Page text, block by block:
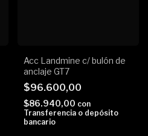
Acc Landmine c/ bulón de
anclaje GT7
$96.600,00
$86.940,00 con
Transferencia o depósito
bancario